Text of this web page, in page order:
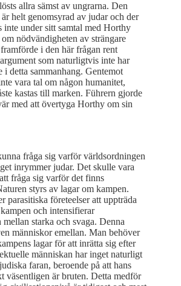
allra sämst av ungrarna. Den
är helt genomsyrad av judar och der
inte under sitt samtal med Horthy
nödvändigheten av strängare
i den här frågan rent
som naturligtvis inte har
i detta sammanhang. Gentemot
vara tal om någon humanitet,
kastas till marken. Führern gjorde
med att övertyga Horthy om sin
fråga sig varför världsordningen
inrymmer judar. Det skulle vara
fråga sig varför det finns
styrs av lagar om kampen.
parasitiska företeelser att uppträda
och intensifierar
mellan starka och svaga. Denna
människor emellan. Man behöver
lagar för att inrätta sig efter
människan har inget naturligt
faran, beroende på att hans
väsentligen är bruten. Detta medför